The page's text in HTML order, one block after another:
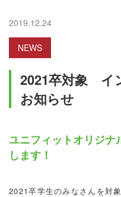
2019.12.24
NEWS
2021卒対象 イ
お知らせ
ユニフィットオリジ
します！
2021卒学生のみなさんを対